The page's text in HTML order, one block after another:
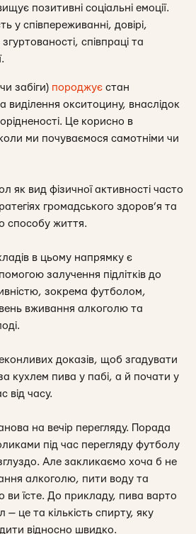
позитивні соціальні емоції.
у співпереживанні, довірі,
співпраці та
забіги) породжує стан
виділення окситоцину, внаслідок
Це корисно в
ми почуваємося самотніми чи
як вид фізичної активності часто
громадського здоров’я та
способу життя.
в цьому напрямку є
залучення підлітків до
зокрема футболом,
вживання алкоголю та
доказів, щоб згадувати
кухлем пива у пабі, а й почати у
від часу.
на вечір перегляду. Порада
під час перегляду футболу
Але закликаємо хоча б не
алкоголю, пити воду та
ви їсте. До прикладу, пива варто
це та кількість спирту, яку
відносно швидко.